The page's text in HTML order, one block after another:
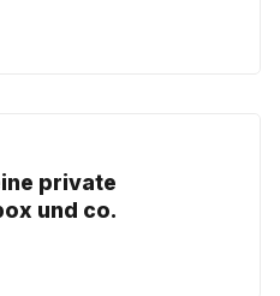
private
und co.